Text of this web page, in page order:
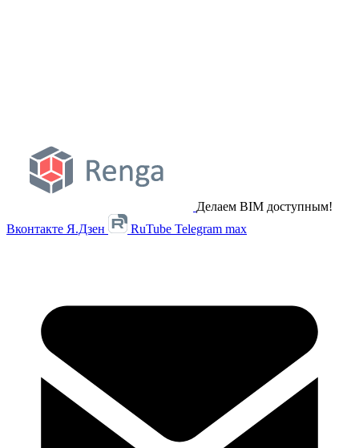
Делаем BIM доступным!
Вконтакте Я.Дзен RuTube Telegram max